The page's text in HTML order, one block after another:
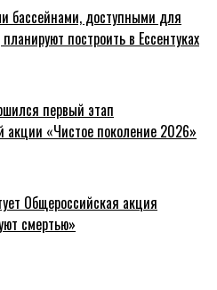
бассейнами, доступными для
построить в Ессентуках
первый этап
акции «Чистое поколение 2026»
Общероссийская акция
смертью»